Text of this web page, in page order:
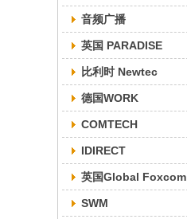
音频广播
英国 PARADISE
比利时 Newtec
德国WORK
COMTECH
IDIRECT
英国Global Foxcom
SWM